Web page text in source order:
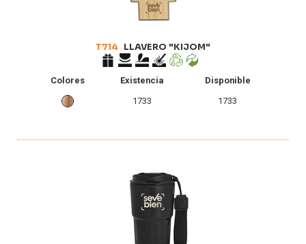
T714 LLAVERO "KIJOM"
Colores Existencia
Disponible
1733
1733